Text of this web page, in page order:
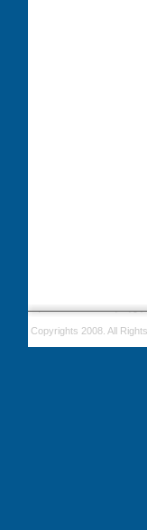
Copyrights 2008. All